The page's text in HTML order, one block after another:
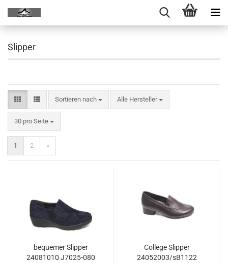
Slipper
Sortieren nach Alle Hersteller
30 pro Seite
1 2 »
bequemer Slipper
24081010 J7025-080
College Slipper
24052003/sB1122